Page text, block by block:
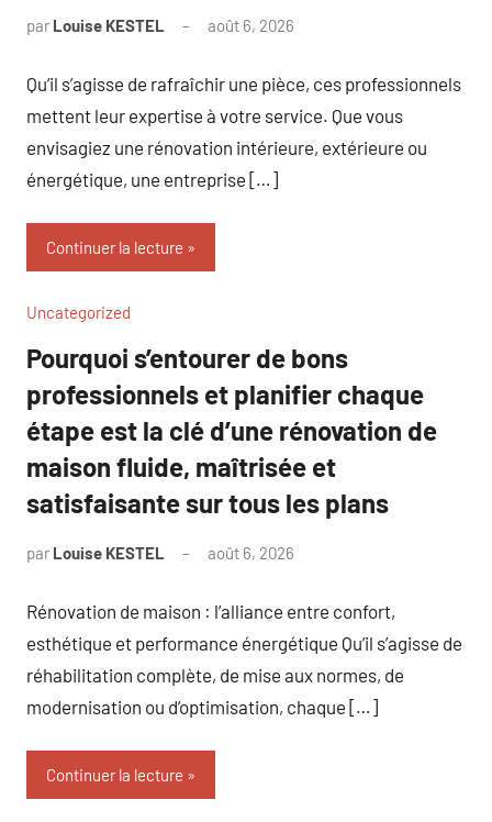
par Louise KESTEL août 6, 2026
Qu’il s’agisse de rafraîchir une pièce, ces professionnels
mettent leur expertise à votre service. Que vous
envisagiez une rénovation intérieure, extérieure ou
énergétique, une entreprise […]
Continuer la lecture
Uncategorized
Pourquoi s’entourer de bons
professionnels et planifier chaque
étape est la clé d’une rénovation de
maison fluide, maîtrisée et
satisfaisante sur tous les plans
par Louise KESTEL août 6, 2026
Rénovation de maison : l’alliance entre confort,
esthétique et performance énergétique Qu’il s’agisse de
réhabilitation complète, de mise aux normes, de
modernisation ou d’optimisation, chaque […]
Continuer la lecture